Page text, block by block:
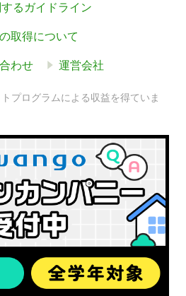
るガイドライン
取得について
わせ 運営会社
プログラムによる収益を得ていま